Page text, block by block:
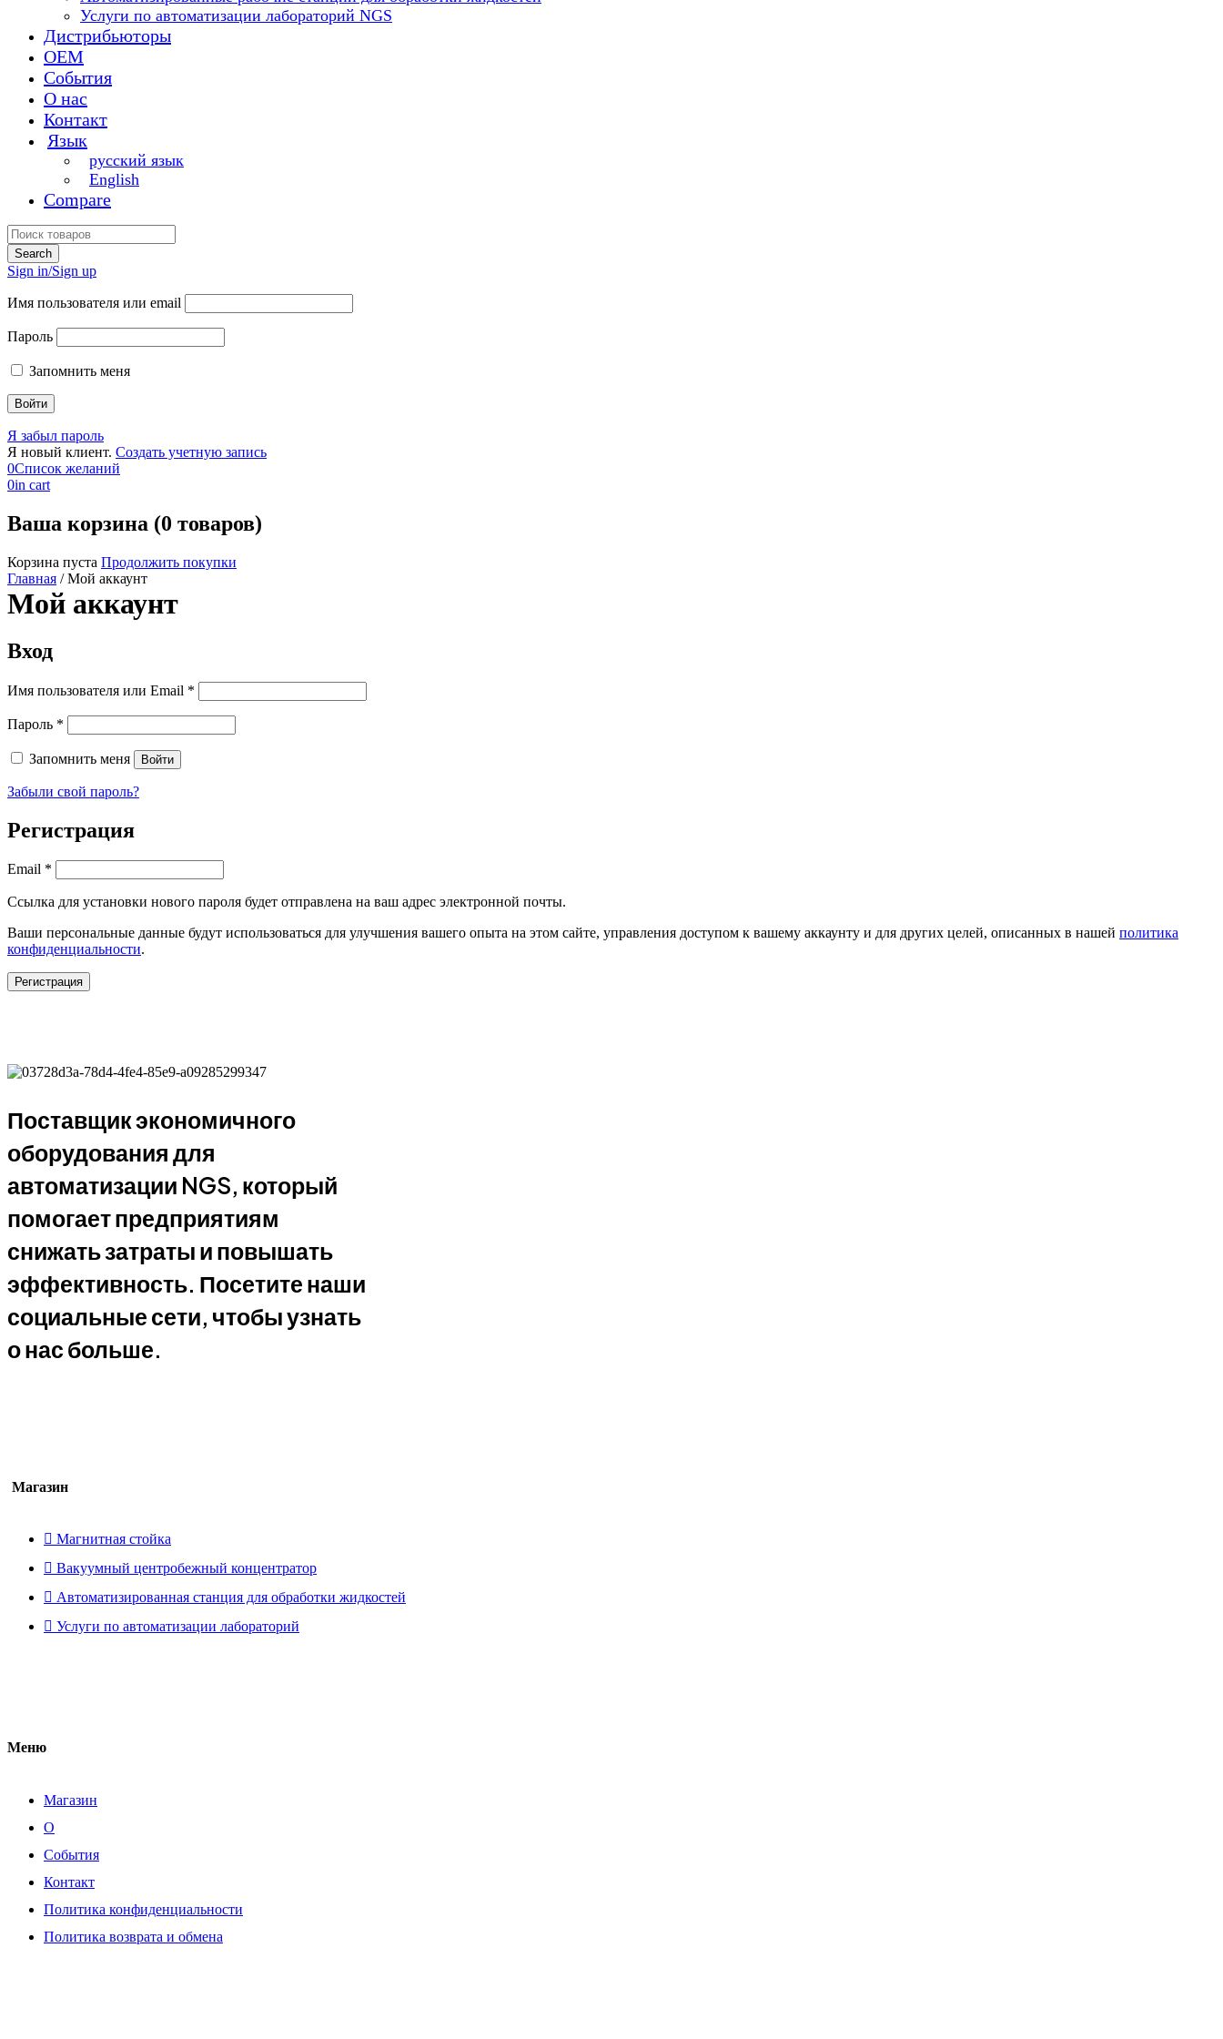
Услуги по автоматизации лабораторий NGS
Дистрибьюторы
OEM
События
О нас
Контакт
Язык
русский язык
English
Compare
Sign in/Sign up
Имя пользователя или email
Пароль
Запомнить меня
Я забыл пароль
Я новый клиент. Создать учетную запись
0Список желаний
0in cart
Ваша корзина (0 товаров)
Корзина пуста Продолжить покупки
Главная / Мой аккаунт
Мой аккаунт
Вход
Имя пользователя или Email *
Пароль *
Запомнить меня Войти
Забыли свой пароль?
Регистрация
Email *
Ссылка для установки нового пароля будет отправлена ​​на ваш адрес электронной почты.
Ваши персональные данные будут использоваться для улучшения вашего опыта на этом сайте, управления доступом к вашему аккаунту и для других целей, описанных в нашей политика
конфиденциальности.
Регистрация
Поставщик экономичного
оборудования для
автоматизации NGS, который
помогает предприятиям
снижать затраты и повышать
эффективность. Посетите наши
социальные сети, чтобы узнать
о нас больше.
Магазин
Магнитная стойка
Вакуумный центробежный концентратор
Автоматизированная станция для обработки жидкостей
Услуги по автоматизации лабораторий
Меню
Магазин
О
События
Контакт
Политика конфиденциальности
Политика возврата и обмена